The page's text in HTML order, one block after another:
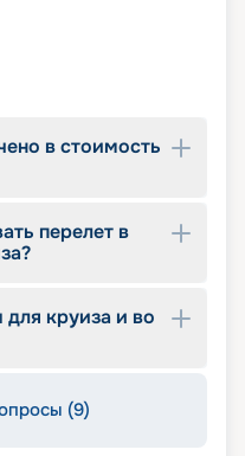
в стоимость
перелет в
круиза и во
(9)